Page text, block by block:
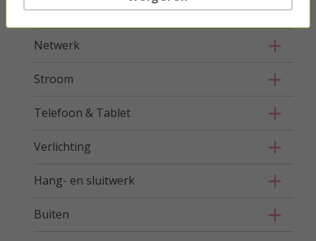
Kabels
Netwerk
Stroom
Telefoon & Tablet
Verlichting
Hang- en sluitwerk
Buiten